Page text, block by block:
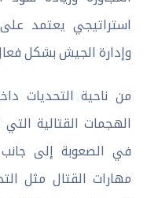
استراتيجي يعتمد
وإدارة الجيش بشكل
من ناحية التحديات
الهجمات القتالية
في الصعوبة إلى
مهارات القتال مثل